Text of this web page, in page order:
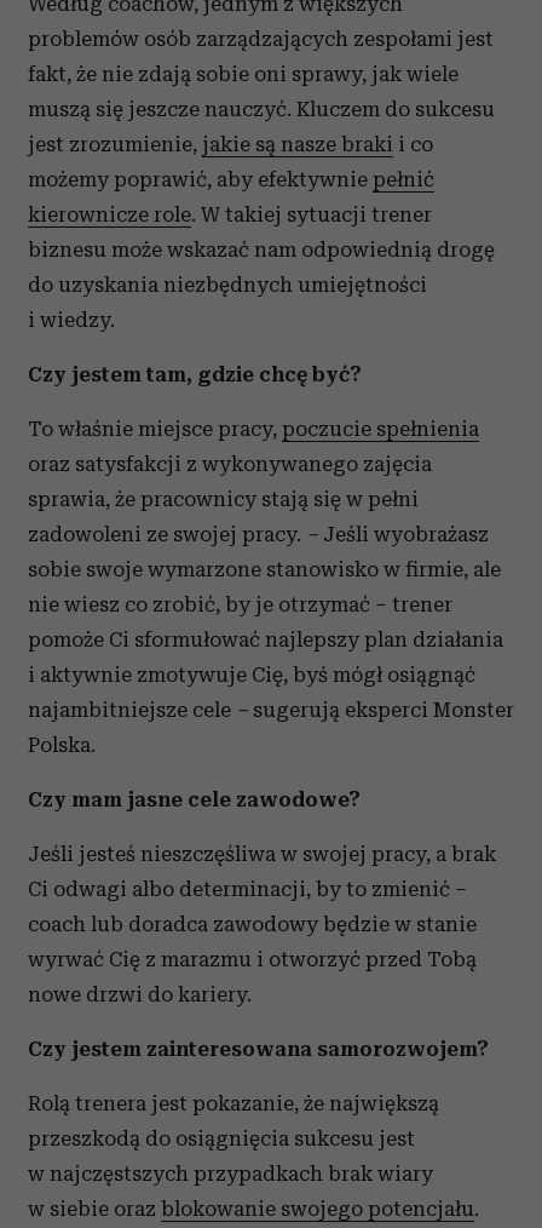
problemów osób zarządzających zespołami jest
fakt, że nie zdają sobie oni sprawy, jak wiele
muszą się jeszcze nauczyć. Kluczem do sukcesu
jest zrozumienie, jakie są nasze braki i co
możemy poprawić, aby efektywnie pełnić
kierownicze role. W takiej sytuacji trener
biznesu może wskazać nam odpowiednią drogę
do uzyskania niezbędnych umiejętności
i wiedzy.
Czy jestem tam, gdzie chcę być?
To właśnie miejsce pracy, poczucie spełnienia
oraz satysfakcji z wykonywanego zajęcia
sprawia, że pracownicy stają się w pełni
zadowoleni ze swojej pracy. – Jeśli wyobrażasz
sobie swoje wymarzone stanowisko w firmie, ale
nie wiesz co zrobić, by je otrzymać – trener
pomoże Ci sformułować najlepszy plan działania
i aktywnie zmotywuje Cię, byś mógł osiągnąć
najambitniejsze cele – sugerują eksperci Monster
Polska.
Czy mam jasne cele zawodowe?
Jeśli jesteś nieszczęśliwa w swojej pracy, a brak
Ci odwagi albo determinacji, by to zmienić –
coach lub doradca zawodowy będzie w stanie
wyrwać Cię z marazmu i otworzyć przed Tobą
nowe drzwi do kariery.
Czy jestem zainteresowana samorozwojem?
Rolą trenera jest pokazanie, że największą
przeszkodą do osiągnięcia sukcesu jest
w najczęstszych przypadkach brak wiary
w siebie oraz blokowanie swojego potencjału.